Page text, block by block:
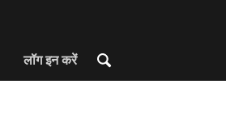
लॉग इन करें